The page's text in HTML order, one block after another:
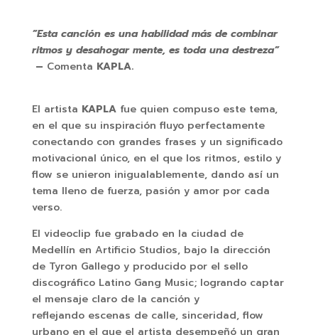
”Esta canción es una habilidad más de combinar
ritmos y desahogar mente, es toda una destreza”
– Comenta KAPLA.
El artista KAPLAfue quien compuso este tema,
en el que su inspiración fluyo perfectamente
conectando con grandes frases y un significado
motivacional único, en el que los ritmos, estilo y
flow se unieron inigualablemente, dando así un
tema lleno de fuerza, pasión y amor por cada
verso.
El videoclip fue grabado en la ciudad de
Medellín en Artificio Studios, bajo la dirección
de Tyron Gallego y producido por el sello
discográfico Latino Gang Music; logrando captar
el mensaje claro de la canción y
reflejando escenas de calle, sinceridad, flow